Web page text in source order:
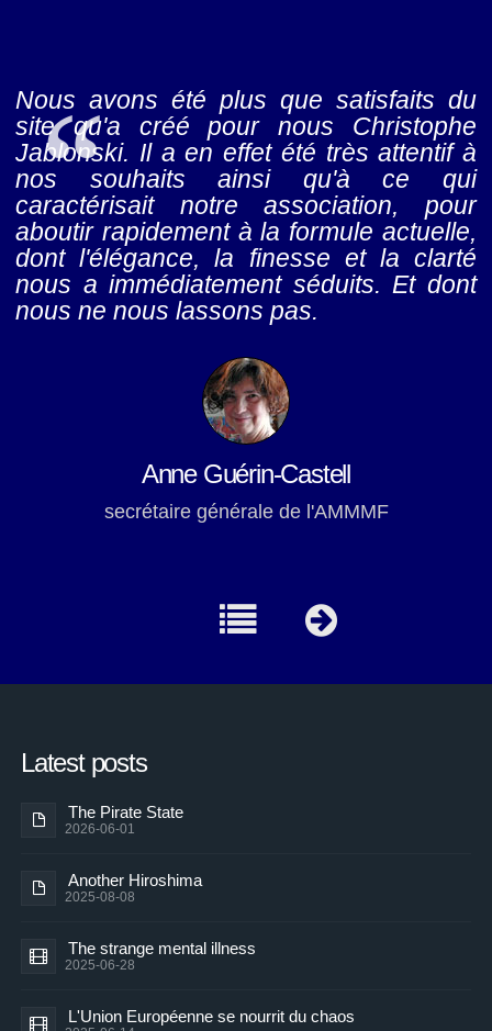
Nous avons été plus que satisfaits du
site qu'a créé pour nous Christophe
Jablonski. Il a en effet été très attentif à
nos souhaits ainsi qu'à ce qui
caractérisait notre association, pour
aboutir rapidement à la formule actuelle,
dont l'élégance, la finesse et la clarté
nous a immédiatement séduits. Et dont
nous ne nous lassons pas.
Anne Guérin-Castell
secrétaire générale de l'AMMMF
Latest posts
The Pirate State
2026-06-01
Another Hiroshima
2025-08-08
The strange mental illness
2025-06-28
L'Union Européenne se nourrit du chaos